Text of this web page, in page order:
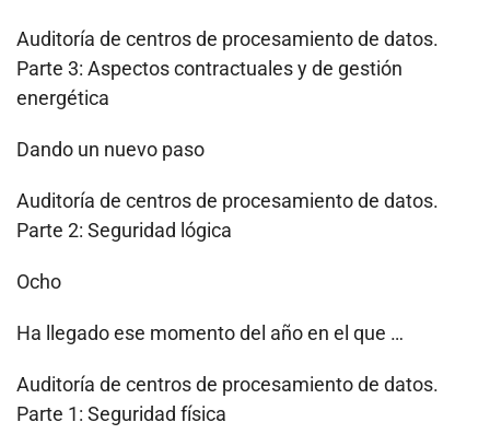
Auditoría de centros de procesamiento de datos.
Parte 3: Aspectos contractuales y de gestión
energética
Dando un nuevo paso
Auditoría de centros de procesamiento de datos.
Parte 2: Seguridad lógica
Ocho
Ha llegado ese momento del año en el que …
Auditoría de centros de procesamiento de datos.
Parte 1: Seguridad física